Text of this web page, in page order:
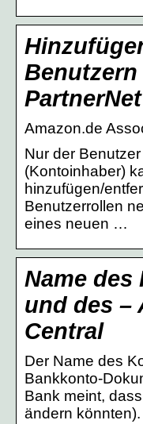
PartnerNet
Amazon.de
Nur der
(Kontoinhaber)
hinzufügen/
Benutzerrollen
eines neuen …
Name
und des –
Central
Der Name des
Bankkonto-
Bank meint,
ändern könnten).